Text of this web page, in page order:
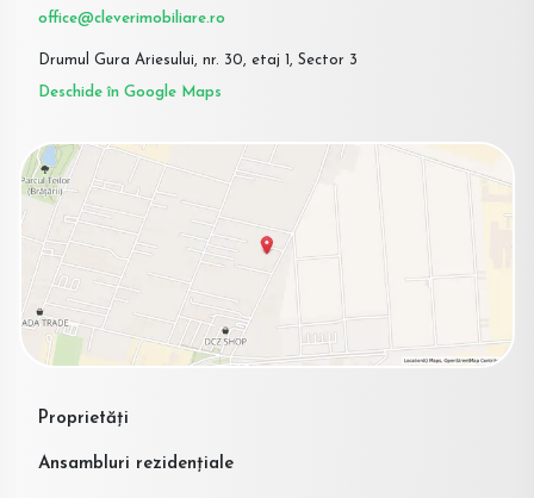
office@cleverimobiliare.ro
Drumul Gura Ariesului, nr. 30, etaj 1, Sector 3
Deschide în Google Maps
Proprietăți
Ansambluri rezidențiale